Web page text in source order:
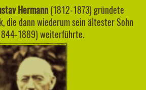
Hermann (1812-1873) gründete
die dann wiederum sein ältester Sohn
1889) weiterführte.